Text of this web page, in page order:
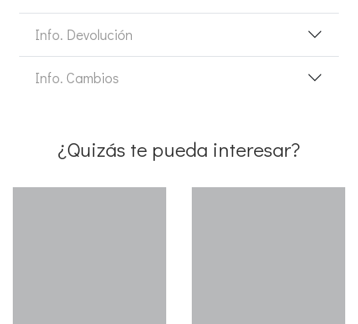
Info. Devolución
Info. Cambios
¿Quizás te pueda interesar?